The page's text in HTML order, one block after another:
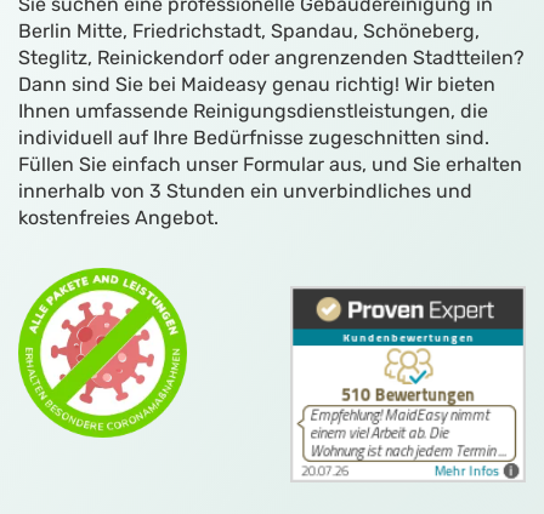
Berlin Mitte, Friedrichstadt, Spandau, Schöneberg,
Steglitz, Reinickendorf oder angrenzenden Stadtteilen?
Dann sind Sie bei Maideasy genau richtig! Wir bieten
Ihnen umfassende Reinigungsdienstleistungen, die
individuell auf Ihre Bedürfnisse zugeschnitten sind.
Füllen Sie einfach unser Formular aus, und Sie erhalten
innerhalb von 3 Stunden ein unverbindliches und
kostenfreies Angebot.